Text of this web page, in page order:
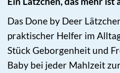
Das Done by Deer
praktischer Helfer im
Stück Geborgenheit und
Baby bei jeder Mahlzeit